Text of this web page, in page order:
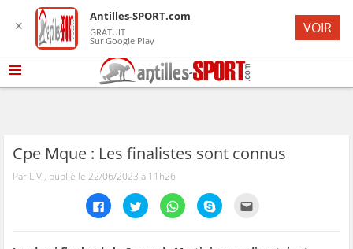
Cpe Mque : Les finalistes sont connus
Par L.V., publié le 22/06/2023 à 11h26
C
l
C
l
C
l
C
l
✕
Antilles-SPORT.com
GRATUIT
Sur Google Play
VOIR